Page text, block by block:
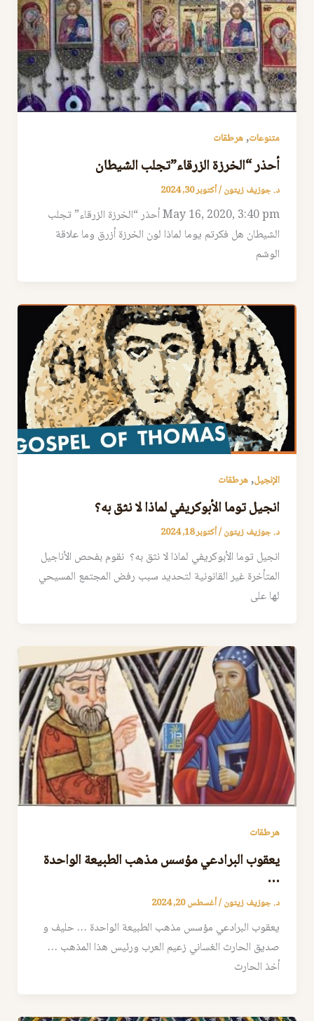
متنوعات,هرطقات
أحذر “الخرزة الزرقاء”تجلب الشيطان
د. جوزيف زيتون/أكتوبر 30, 2024
May 16, 2020, 3:40 pm أحذر “الخرزة الزرقاء” تجلب
الشيطان هل فكرتم يوما لماذا لون الخرزة أزرق وما علاقة
الوشم
الإنجيل,هرطقات
انجيل توما الأبوكريفي لماذا لا نثق به؟
د. جوزيف زيتون/أكتوبر 18, 2024
انجيل توما الأبوكريفي لماذا لا نثق به؟ نقوم بفحص الأناجيل
المتأخرة غير القانونية لتحديد سبب رفض المجتمع المسيحي
لها على
هرطقات
يعقوب البرادعي مؤسس مذهب الطبيعة الواحدة
…
د. جوزيف زيتون/أغسطس 20, 2024
يعقوب البرادعي مؤسس مذهب الطبيعة الواحدة … حليف و
صديق الحارث الغساني زعيم العرب ورئيس هذا المذهب …
أخذ الحارث